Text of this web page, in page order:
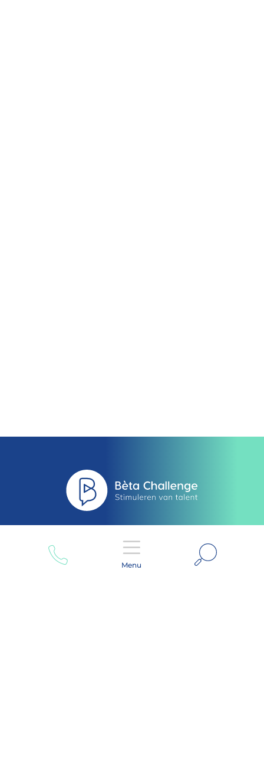
Menu
Zoeken